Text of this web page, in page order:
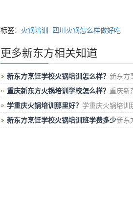
标签： 火锅培训 四川火锅怎么样做好吃
更多新东方相关知道
新东方烹饪学校火锅培训怎么样？ 新东方
重庆新东方火锅培训学校怎么样？ 重庆新
学重庆火锅培训那里好？ 学重庆火锅培训
新东方烹饪学校火锅培训班学费多少新东